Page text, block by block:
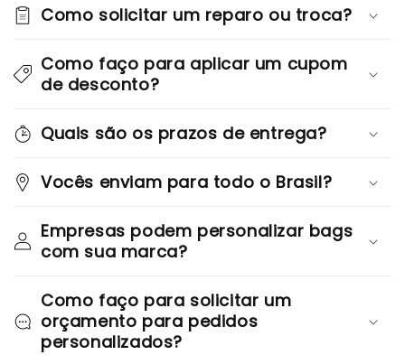
Como solicitar um reparo ou troca?
Como faço para aplicar um cupom
de desconto?
Quais são os prazos de entrega?
Vocês enviam para todo o Brasil?
Empresas podem personalizar bags
com sua marca?
Como faço para solicitar um
orçamento para pedidos
personalizados?